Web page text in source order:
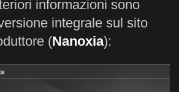
informazioni sono
integrale sul sito
(Nanoxia):